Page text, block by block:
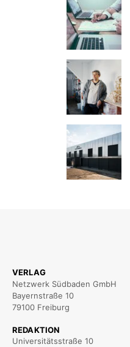
VERLAG
Netzwerk Südbaden GmbH
Bayernstraße 10
79100 Freiburg
REDAKTION
Universitätsstraße 10